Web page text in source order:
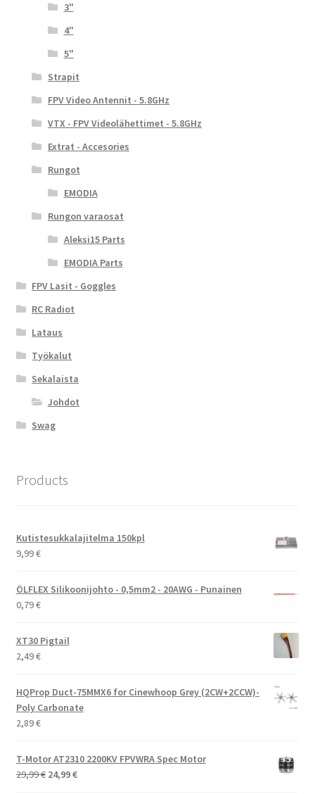
3"
4"
5"
Strapit
FPV Video Antennit - 5.8GHz
VTX - FPV Videolähettimet - 5.8GHz
Extrat - Accesories
Rungot
EMODIA
Rungon varaosat
Aleksi15 Parts
EMODIA Parts
FPV Lasit - Goggles
RC Radiot
Lataus
Työkalut
Sekalaista
Johdot
Swag
Products
Kutistesukkalajitelma 150kpl
9,99€
ÖLFLEX Silikoonijohto - 0,5mm2 - 20AWG - Punainen
0,79€
XT30 Pigtail
2,49€
HQProp Duct-75MMX6 for Cinewhoop Grey (2CW+2CCW)-
Poly Carbonate
2,89€
T-Motor AT2310 2200KV FPVWRA Spec Motor
29,99€ Alkuperäinen
24,99€Nykyinen